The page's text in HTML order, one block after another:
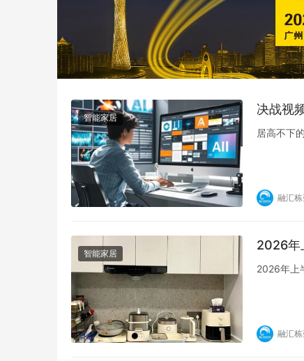
智能家居
决战视
居高不下
融汇
智能家居
2026年
2026年上
融汇